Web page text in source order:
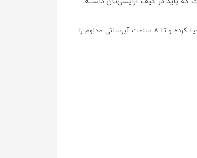
با فرمولاسیون غنی از ترکیبات طبیعی و معدنی، این بالم لب با رایحه بی‌نظیر نارگیل، لب‌های خشک و ترک‌خورده را به‌سرعت احیا کرده و تا ۸ ساعت آبرسانی مداوم را